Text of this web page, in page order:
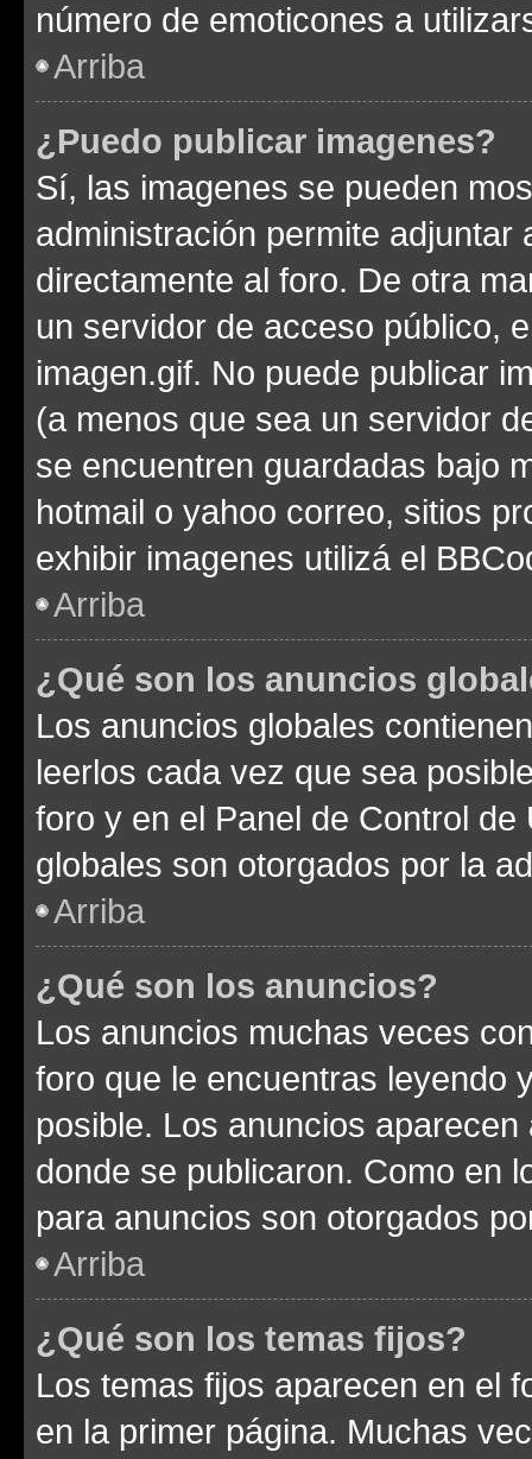
número de emoticones a
Arriba
¿Puedo publicar imagenes?
Sí, las imagenes se pueden
administración permite
directamente al foro. De otra
un servidor de acceso público,
imagen.gif. No puede publicar
(a menos que sea un servidor
se encuentren guardadas bajo
hotmail o yahoo correo, sitios
exhibir imagenes utilizá el
Arriba
¿Qué son los anuncios
Los anuncios globales
leerlos cada vez que sea
foro y en el Panel de Control
globales son otorgados por la
Arriba
¿Qué son los anuncios?
Los anuncios muchas veces
foro que le encuentras leyendo
posible. Los anuncios
donde se publicaron. Como en
para anuncios son otorgados
Arriba
¿Qué son los temas fijos?
Los temas fijos aparecen en el
en la primer página. Muchas